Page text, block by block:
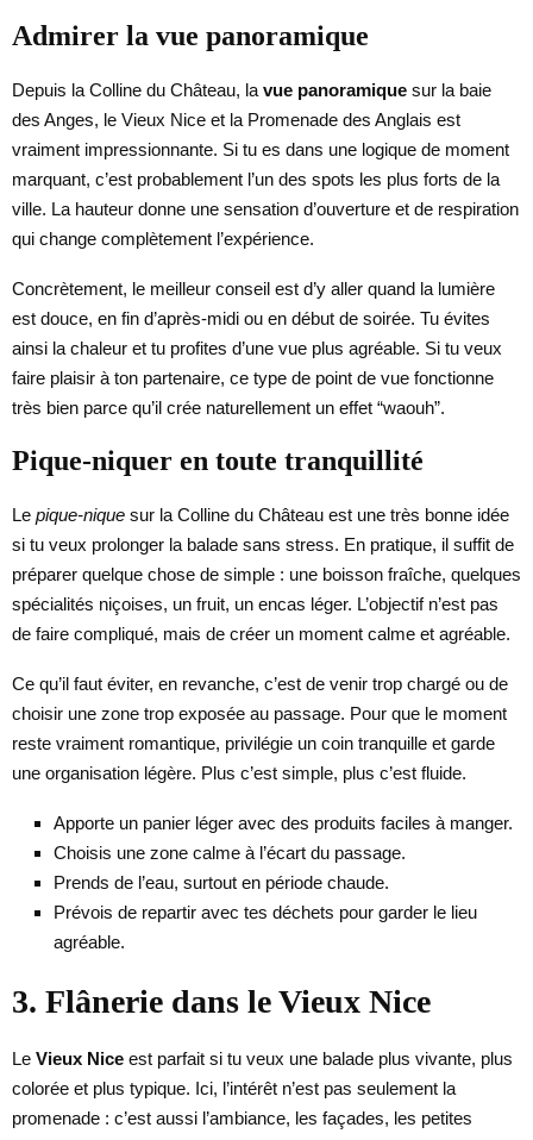
Admirer la vue panoramique
Depuis la Colline du Château, la vue panoramique sur la baie
des Anges, le Vieux Nice et la Promenade des Anglais est
vraiment impressionnante. Si tu es dans une logique de moment
marquant, c’est probablement l’un des spots les plus forts de la
ville. La hauteur donne une sensation d’ouverture et de respiration
qui change complètement l’expérience.
Concrètement, le meilleur conseil est d’y aller quand la lumière
est douce, en fin d’après-midi ou en début de soirée. Tu évites
ainsi la chaleur et tu profites d’une vue plus agréable. Si tu veux
faire plaisir à ton partenaire, ce type de point de vue fonctionne
très bien parce qu’il crée naturellement un effet “waouh”.
Pique-niquer en toute tranquillité
Le pique-nique sur la Colline du Château est une très bonne idée
si tu veux prolonger la balade sans stress. En pratique, il suffit de
préparer quelque chose de simple : une boisson fraîche, quelques
spécialités niçoises, un fruit, un encas léger. L’objectif n’est pas
de faire compliqué, mais de créer un moment calme et agréable.
Ce qu’il faut éviter, en revanche, c’est de venir trop chargé ou de
choisir une zone trop exposée au passage. Pour que le moment
reste vraiment romantique, privilégie un coin tranquille et garde
une organisation légère. Plus c’est simple, plus c’est fluide.
Apporte un panier léger avec des produits faciles à manger.
Choisis une zone calme à l’écart du passage.
Prends de l’eau, surtout en période chaude.
Prévois de repartir avec tes déchets pour garder le lieu
agréable.
3. Flânerie dans le Vieux Nice
Le Vieux Nice est parfait si tu veux une balade plus vivante, plus
colorée et plus typique. Ici, l’intérêt n’est pas seulement la
promenade : c’est aussi l’ambiance, les façades, les petites